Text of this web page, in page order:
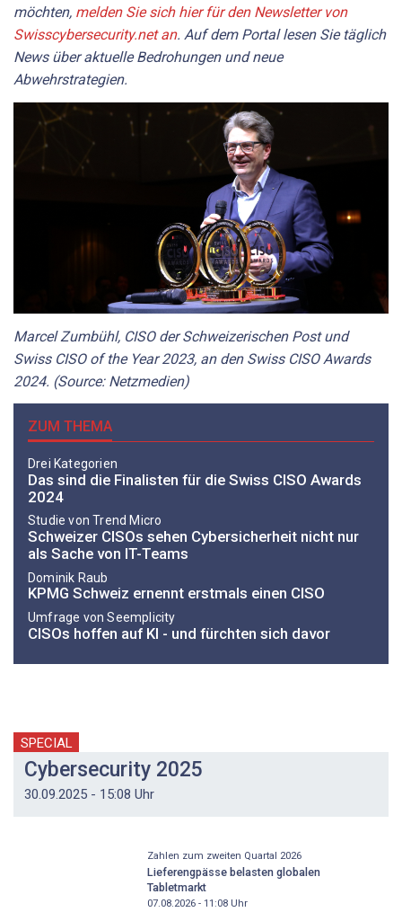
möchten, melden Sie sich hier für den Newsletter von
Swisscybersecurity.net an. Auf dem Portal lesen Sie täglich
News über aktuelle Bedrohungen und neue
Abwehrstrategien.
Marcel Zumbühl, CISO der Schweizerischen Post und
Swiss CISO of the Year 2023, an den Swiss CISO Awards
2024. (Source: Netzmedien)
ZUM THEMA
Drei Kategorien
Das sind die Finalisten für die Swiss CISO Awards
2024
Studie von Trend Micro
Schweizer CISOs sehen Cybersicherheit nicht nur
als Sache von IT-Teams
Dominik Raub
KPMG Schweiz ernennt erstmals einen CISO
Umfrage von Seemplicity
CISOs hoffen auf KI - und fürchten sich davor
SPECIAL
Cybersecurity 2025
30.09.2025 - 15:08 Uhr
Zahlen zum zweiten Quartal 2026
Lieferengpässe belasten globalen
Tabletmarkt
07.08.2026 - 11:08Uhr